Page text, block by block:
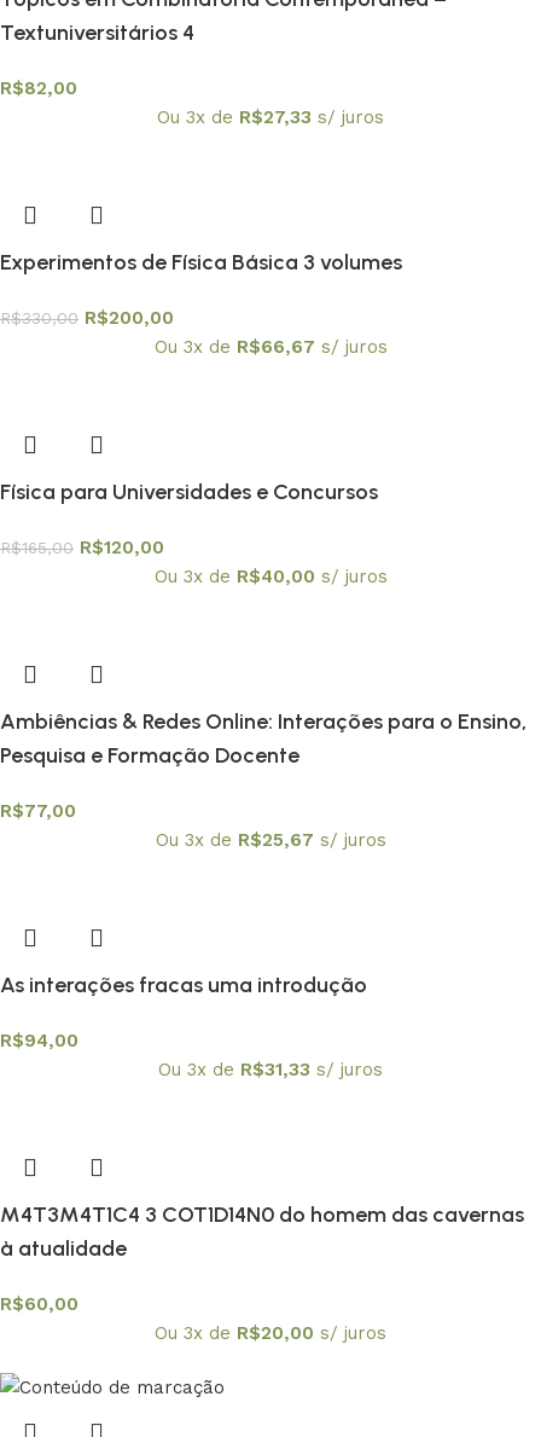
Textuniversitários 4
R$82,00
Ou 3x de R$27,33 s/ juros
Experimentos de Física Básica 3 volumes
R$330,00 R$200,00
Ou 3x de R$66,67 s/ juros
Física para Universidades e Concursos
R$165,00 R$120,00
Ou 3x de R$40,00 s/ juros
Ambiências & Redes Online: Interações para o Ensino,
Pesquisa e Formação Docente
R$77,00
Ou 3x de R$25,67 s/ juros
As interações fracas uma introdução
R$94,00
Ou 3x de R$31,33 s/ juros
M4T3M4T1C4 3 COT1D14N0 do homem das cavernas
à atualidade
R$60,00
Ou 3x de R$20,00 s/ juros